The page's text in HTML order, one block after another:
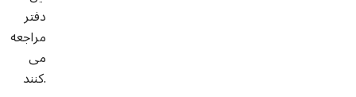
دفتر
مراجعه
می
کنند.